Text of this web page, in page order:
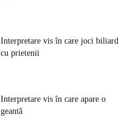
Interpretare vis în care joci biliard
cu prietenii
Interpretare vis în care apare o
geantă